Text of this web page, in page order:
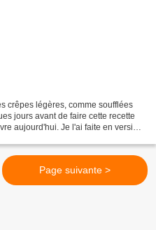
crêpes légères, comme soufflées
jours avant de faire cette recette
aujourd'hui. Je l'ai faite en version
Page suivante >